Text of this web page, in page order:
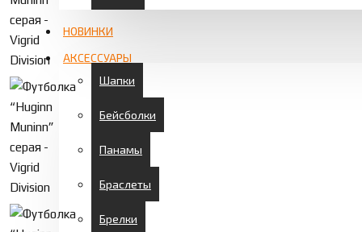
НОВИНКИ
АКСЕССУАРЫ
Шапки
Бейсболки
Панамы
Браслеты
Брелки